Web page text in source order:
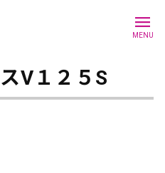
menu
MENU
V１２５S